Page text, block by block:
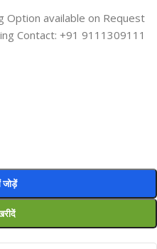
Option available on Request
Contact: +91 9111309111
जोड़ें